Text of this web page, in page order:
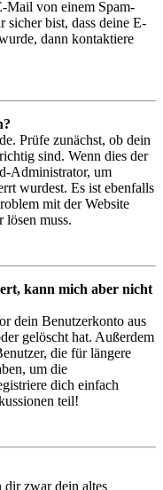
Mail von einem Spam-
bist, dass deine E-
dann kontaktiere
Prüfe zunächst, ob dein
sind. Wenn dies der
Administrator, um
wurdest. Es ist ebenfalls
mit der Website
muss.
kann mich aber nicht
dein Benutzerkonto aus
gelöscht hat. Außerdem
die für längere
um die
dich einfach
teil!
zwar dein altes